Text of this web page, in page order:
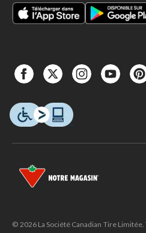
© 2026 La Société Canadian Tire